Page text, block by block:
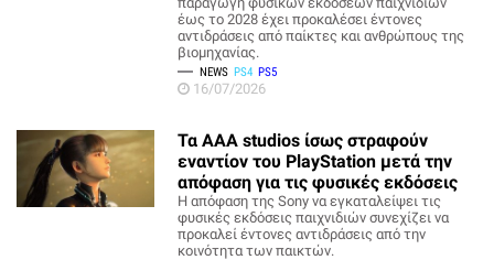
έως το 2028 έχει προκαλέσει έντονες
αντιδράσεις από παίκτες και ανθρώπους της
βιομηχανίας.
NEWS PS4 PS5
16/07/2026
Τα AAA studios ίσως στραφούν
εναντίον του PlayStation μετά την
απόφαση για τις φυσικές εκδόσεις
Η απόφαση της Sony να εγκαταλείψει τις
φυσικές εκδόσεις παιχνιδιών συνεχίζει να
προκαλεί έντονες αντιδράσεις από την
κοινότητα των παικτών.